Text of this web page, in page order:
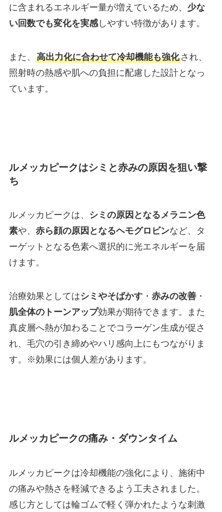
に含まれるエネルギー量が増えているため、 少な
い回数でも変化を実感しやすい特徴があります。
また、 高出力化に合わせて冷却機能も強化され、
照射時の熱感や肌への負担に配慮した設計となっ
ています。
ルメッカピークはシミと赤みの原因を狙い撃
ち
ルメッカピークは、
シミの原因となるメラニン色
素や、 赤ら顔の原因となるヘモグロビンなど、タ
ーゲットとなる色素へ選択的に光エネルギーを届
けます。
治療効果としてはシミやそばかす・ 赤みの改善・
肌全体のトーンアップ効果が期待できます。また
真皮層へ熱が加わることでコラーゲン生成が促さ
れ、毛穴の引き締めやハリ感向上にもつながりま
す。※効果には個人差があります。
ルメッカピークの痛み・ダウンタイム
ルメッカピークは冷却機能の強化により、施術中
の痛みや熱さを軽減できるよう工夫されました。
感じ方としては輪ゴムで軽く弾かれたような刺激